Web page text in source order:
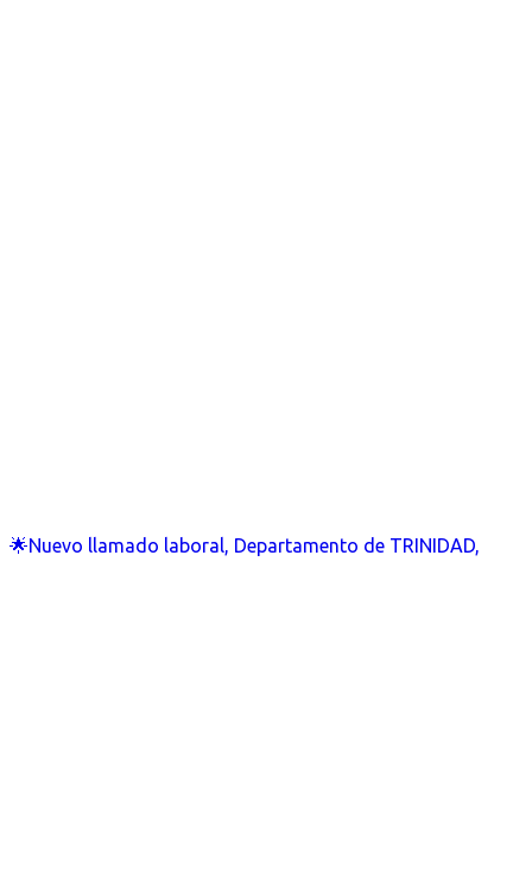
🌟Nuevo llamado laboral, Departamento de TRINIDAD,